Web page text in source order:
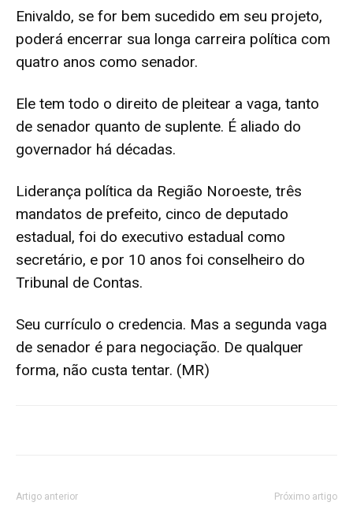
Enivaldo, se for bem sucedido em seu projeto,
poderá encerrar sua longa carreira política com
quatro anos como senador.
Ele tem todo o direito de pleitear a vaga, tanto
de senador quanto de suplente. É aliado do
governador há décadas.
Liderança política da Região Noroeste, três
mandatos de prefeito, cinco de deputado
estadual, foi do executivo estadual como
secretário, e por 10 anos foi conselheiro do
Tribunal de Contas.
Seu currículo o credencia. Mas a segunda vaga
de senador é para negociação. De qualquer
forma, não custa tentar. (MR)
Artigo anterior Próximo artigo